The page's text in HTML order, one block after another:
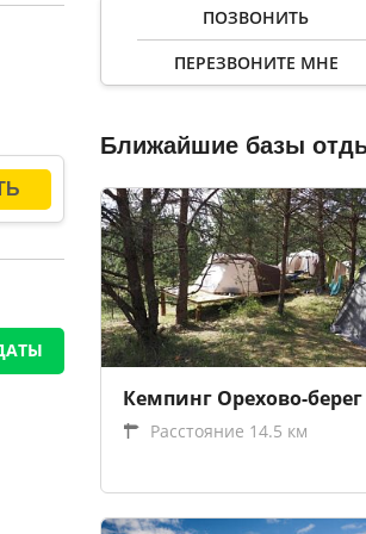
ПОЗВОНИТЬ
ПЕРЕЗВОНИТЕ МНЕ
Ближайшие базы
Кемпинг Орехово-берег
Расстояние 14.5 км